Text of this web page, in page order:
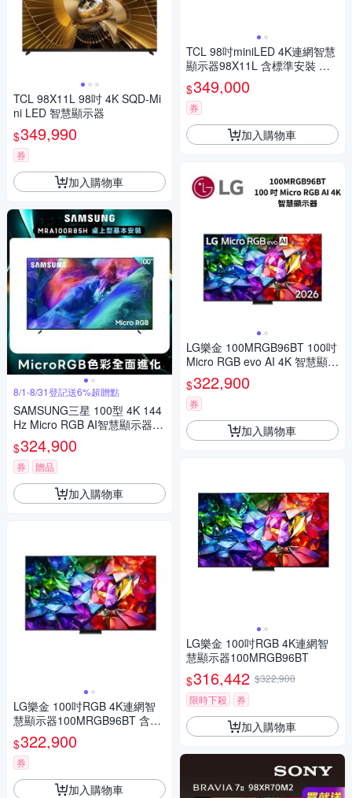
TCL 98X11L 98吋 4K SQD-Mi
ni LED 智慧顯示器
$349,990
券
加入購物車
8/1-8/31登記送6%超贈點
SAMSUNG三星 100型 4K 144
Hz Micro RGB AI智慧顯示器 M
RA100R85HXXZW 含基本安裝
$324,900
券 贈品
加入購物車
LG樂金 100吋RGB 4K連網智
慧顯示器100MRGB96BT 含壁
掛安裝+附原廠壁掛架 送7-11
商品卡12700元
$322,900
券
加入購物車
TCL 98吋miniLED 4K連網智慧
顯示器98X11L 含標準安裝 送7
-11商品卡13700元
$349,000
券
加入購物車
LG樂金 100MRGB96BT 100吋
Micro RGB evo AI 4K 智慧顯示
器 96系列 尊榮安裝
$322,900
券
加入購物車
LG樂金 100吋RGB 4K連網智
慧顯示器100MRGB96BT
$316,442 $322,900
限時下殺
券
加入購物車